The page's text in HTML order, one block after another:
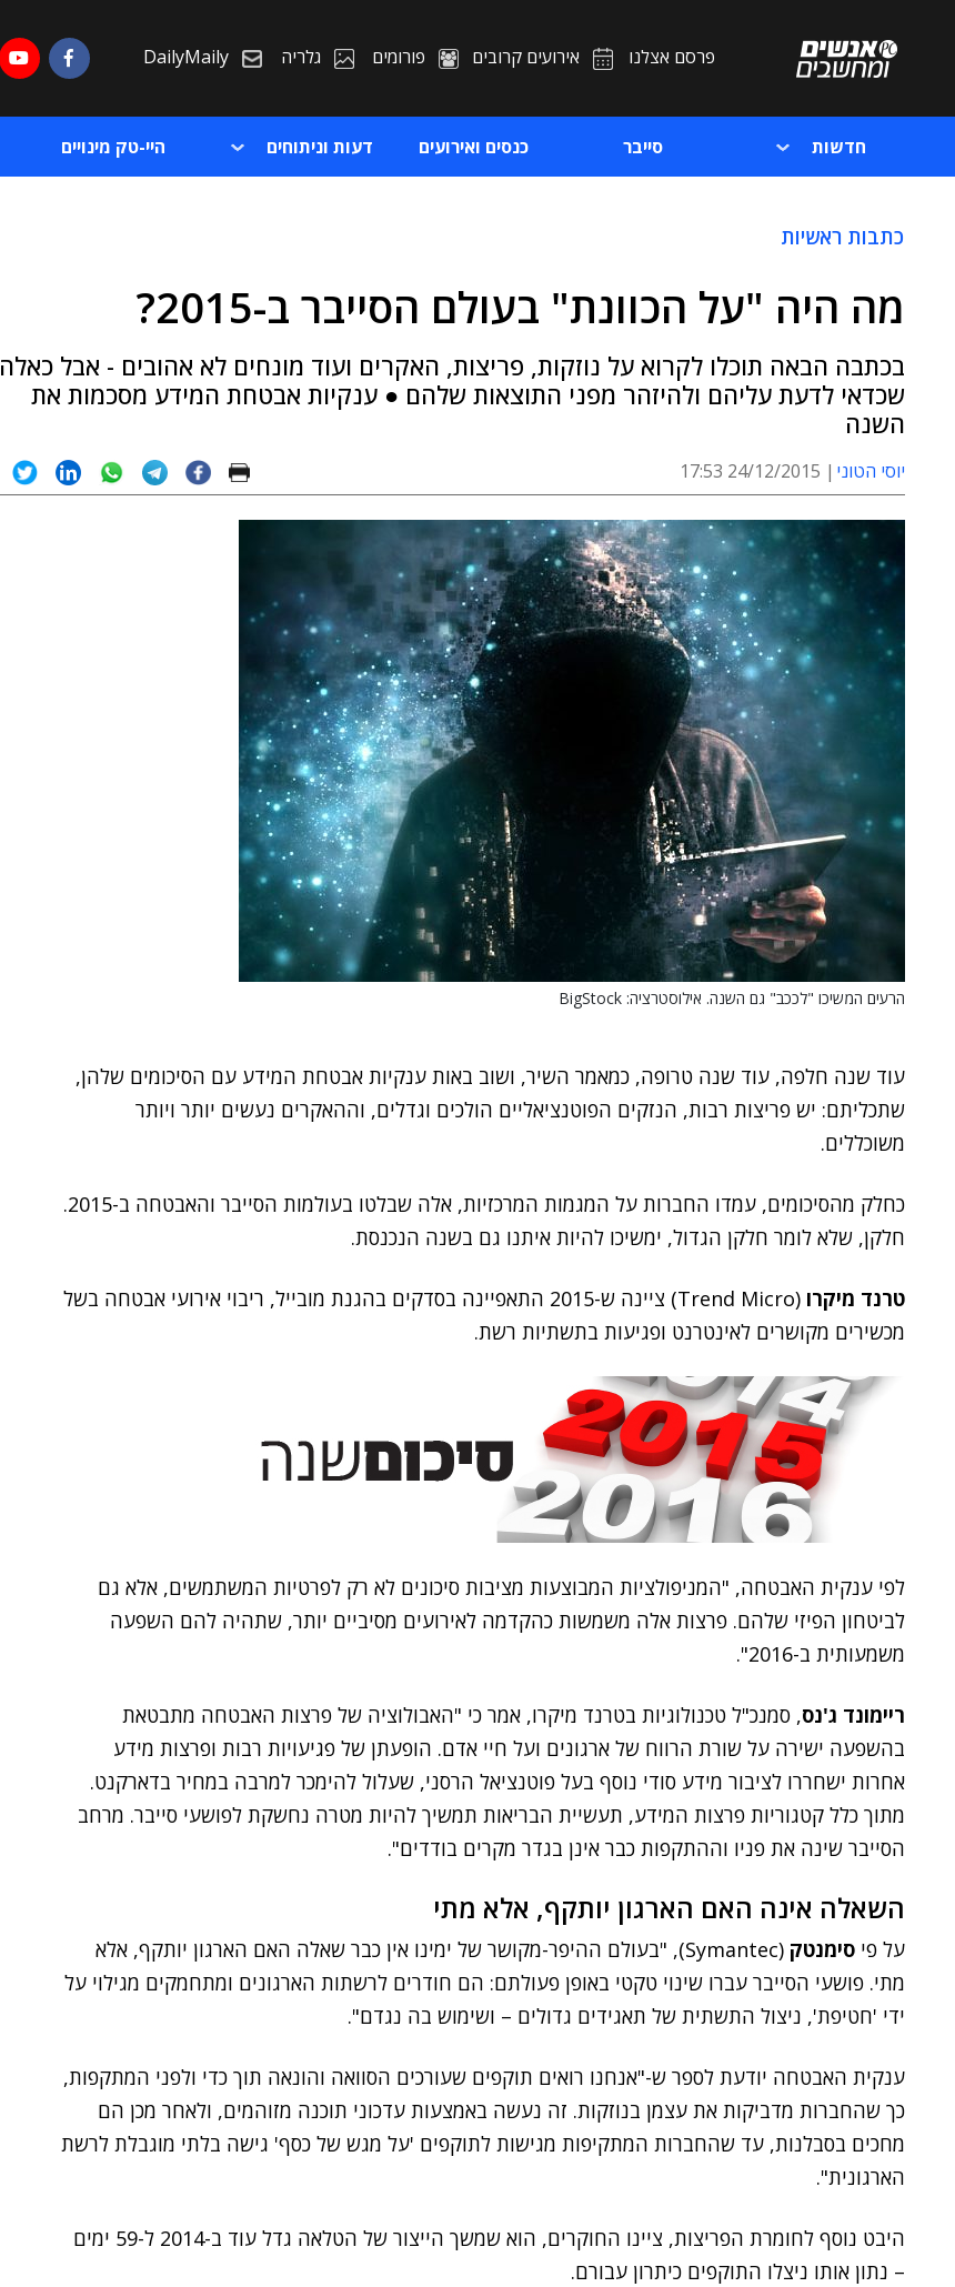
פרסם אצלנו אירועים קרובים פורומים גלריה DailyMaily
חדשות סייבר כנסים ואירועים דעות וניתוחים היי-טק מינויים
כתבות ראשיות
מה היה "על הכוונת" בעולם הסייבר ב-2015?
בכתבה הבאה תוכלו לקרוא על נוזקות, פריצות, האקרים ועוד מונחים לא אהובים - אבל כאלה
שכדאי לדעת עליהם ולהיזהר מפני התוצאות שלהם ● ענקיות אבטחת המידע מסכמות את
השנה
יוסי הטוני 24/12/2015 17:53
הרעים המשיכו "לככב" גם השנה. אילוסטרציה: BigStock
עוד שנה חלפה, עוד שנה טרופה, כמאמר השיר, ושוב באות ענקיות אבטחת המידע עם הסיכומים שלהן,
שתכליתם: יש פריצות רבות, הנזקים הפוטנציאליים הולכים וגדלים, וההאקרים נעשים יותר ויותר
משוכללים.
כחלק מהסיכומים, עמדו החברות על המגמות המרכזיות, אלה שבלטו בעולמות הסייבר והאבטחה ב-2015.
חלקן, שלא לומר חלקן הגדול, ימשיכו להיות איתנו גם בשנה הנכנסת.
טרנד מיקרו
(Trend Micro) ציינה ש-2015 התאפיינה בסדקים בהגנת מובייל, ריבוי אירועי אבטחה בשל
מכשירים מקושרים לאינטרנט ופגיעות בתשתיות רשת.
לפי ענקית האבטחה, "המניפולציות המבוצעות מציבות סיכונים לא רק לפרטיות המשתמשים, אלא גם
לביטחון הפיזי שלהם. פרצות אלה משמשות כהקדמה לאירועים מסיביים יותר, שתהיה להם השפעה
משמעותית ב-2016".
ריימונד ג'נס, סמנכ"ל טכנולוגיות בטרנד מיקרו, אמר כי "האבולוציה של פרצות האבטחה מתבטאת
בהשפעה ישירה על שורת הרווח של ארגונים ועל חיי אדם. הופעתן של פגיעויות רבות ופרצות מידע
אחרות ישחררו לציבור מידע סודי נוסף בעל פוטנציאל הרסני, שעלול להימכר למרבה במחיר בדארקנט.
מתוך כלל קטגוריות פרצות המידע, תעשיית הבריאות תמשיך להיות מטרה נחשקת לפושעי סייבר. מרחב
הסייבר שינה את פניו וההתקפות כבר אינן בגדר מקרים בודדים".
השאלה אינה האם הארגון יותקף, אלא מתי
על פי סימנטק
(Symantec), "בעולם ההיפר-מקושר של ימינו אין כבר שאלה האם הארגון יותקף, אלא
מתי. פושעי הסייבר עברו שינוי טקטי באופן פעולתם: הם חודרים לרשתות הארגונים ומתחמקים מגילוי על
ידי 'חטיפת', ניצול התשתית של תאגידים גדולים – ושימוש בה נגדם".
ענקית האבטחה יודעת לספר ש-"אנחנו רואים תוקפים שעורכים הסוואה והונאה תוך כדי ולפני המתקפות,
כך שהחברות מדביקות את עצמן בנוזקות. זה נעשה באמצעות עדכוני תוכנה מזוהמים, ולאחר מכן הם
מחכים בסבלנות, עד שהחברות המתקיפות מגישות לתוקפים 'על מגש של כסף' גישה בלתי מוגבלת לרשת
הארגונית".
היבט נוסף לחומרת הפריצות, ציינו החוקרים, הוא שמשך הייצור של הטלאה גדל עוד ב-2014 ל-59 ימים
– נתון אותו ניצלו התוקפים כיתרון עבורם.